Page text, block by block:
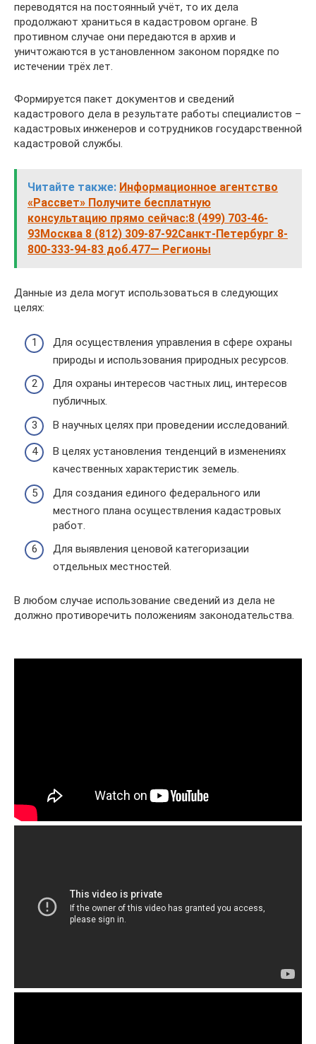
переводятся на постоянный учёт, то их дела
продолжают храниться в кадастровом органе. В
противном случае они передаются в архив и
уничтожаются в установленном законом порядке по
истечении трёх лет.
Формируется пакет документов и сведений
кадастрового дела в результате работы специалистов –
кадастровых инженеров и сотрудников государственной
кадастровой службы.
Читайте также: Информационное агентство
«Рассвет» Получите бесплатную
консультацию прямо сейчас:8 (499) 703-46-
93Москва 8 (812) 309-87-92Санкт-Петербург 8-
800-333-94-83 доб.477— Регионы
Данные из дела могут использоваться в следующих
целях:
Для осуществления управления в сфере охраны
природы и использования природных ресурсов.
Для охраны интересов частных лиц, интересов
публичных.
В научных целях при проведении исследований.
В целях установления тенденций в изменениях
качественных характеристик земель.
Для создания единого федерального или
местного плана осуществления кадастровых
работ.
Для выявления ценовой категоризации
отдельных местностей.
В любом случае использование сведений из дела не
должно противоречить положениям законодательства.